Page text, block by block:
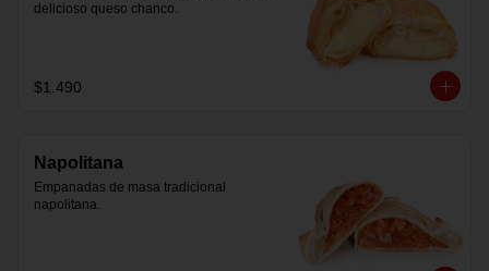
delicioso queso chanco.
$1.490
Napolitana
Empanadas de masa tradicional
napolitana.